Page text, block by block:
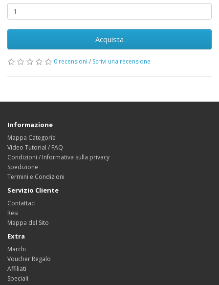
Acquista
0 recensioni / Scrivi una recensione
Informazione
Mappa Categorie
Video Tutorial / FAQ
Condizioni / Informativa sulla privacy
Spedizione
Termini e Condizioni
Servizio Cliente
Contattaci
Resi
Mappa del Sito
Extra
Marchi
Voucher Regalo
Affiliati
Speciali